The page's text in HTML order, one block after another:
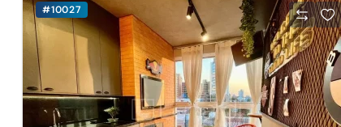
#10027